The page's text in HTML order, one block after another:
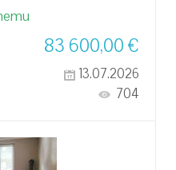
83 600,00€
13.07.2026
704